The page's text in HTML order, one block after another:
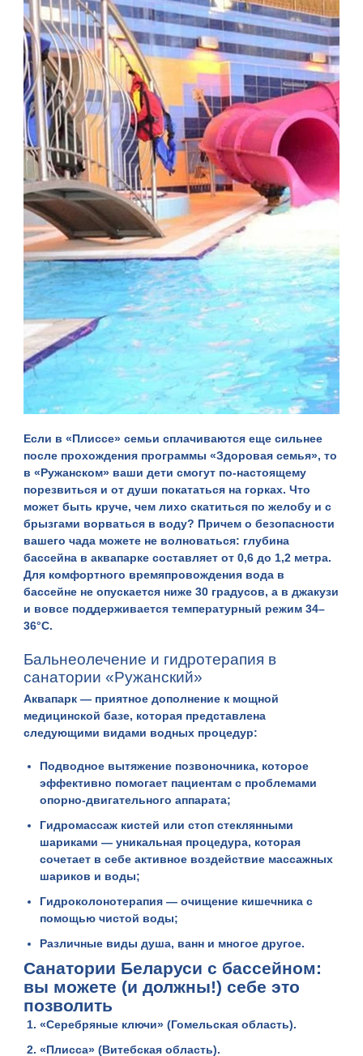
Если в «Плиссе» семьи сплачиваются еще сильнее
после прохождения программы «Здоровая семья», то
в «Ружанском» ваши дети смогут по-настоящему
порезвиться и от души покататься на горках. Что
может быть круче, чем лихо скатиться по желобу и с
брызгами ворваться в воду? Причем о безопасности
вашего чада можете не волноваться: глубина
бассейна в аквапарке составляет от 0,6 до 1,2 метра.
Для комфортного времяпровождения вода в
бассейне не опускается ниже 30 градусов, а в джакузи
и вовсе поддерживается температурный режим 34–
36°С.
Бальнеолечение и гидротерапия в
санатории «Ружанский»
Аквапарк — приятное дополнение к мощной
медицинской базе, которая представлена
следующими видами водных процедур:
Подводное вытяжение позвоночника, которое
эффективно помогает пациентам с проблемами
опорно-двигательного аппарата;
Гидромассаж кистей или стоп стеклянными
шариками — уникальная процедура, которая
сочетает в себе активное воздействие массажных
шариков и воды;
Гидроколонотерапия — очищение кишечника с
помощью чистой воды;
Различные виды душа, ванн и многое другое.
Санатории Беларуси с бассейном:
вы можете (и должны!) себе это
позволить
«Серебряные ключи» (Гомельская область).
«Плисса» (Витебская область).